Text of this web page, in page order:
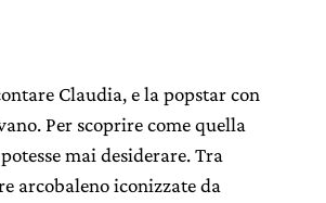
Claudia, e la popstar con
Per scoprire come quella
mai desiderare. Tra
arcobaleno iconizzate da